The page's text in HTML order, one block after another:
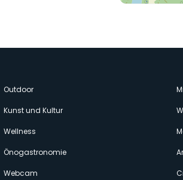
Outdoor
Kunst und Kultur
Wellness
Önogastronomie
Webcam